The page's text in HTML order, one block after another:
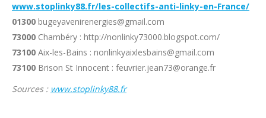
www.stoplinky88.fr/les-collectifs-anti-linky-en-France/
01300 bugeyavenirenergies@gmail.com
73000 Chambéry : http://nonlinky73000.blogspot.com/
73100 Aix-les-Bains : nonlinkyaixlesbains@gmail.com
73100 Brison St Innocent : feuvrier.jean73@orange.fr
Sources : www.stoplinky88.fr